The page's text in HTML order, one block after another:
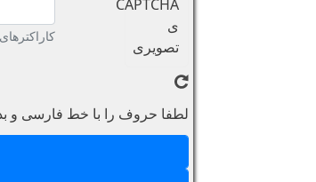
لطفا حروف را با خط فارسی و